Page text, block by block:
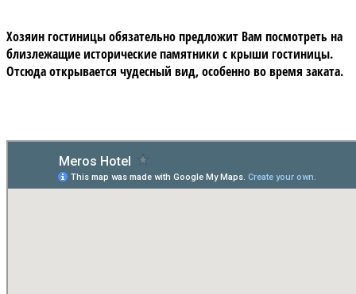
Хозяин гостиницы обязательно предложит Вам посмотреть на
близлежащие исторические памятники с крыши гостиницы.
Отсюда открывается чудесный вид, особенно во время заката.